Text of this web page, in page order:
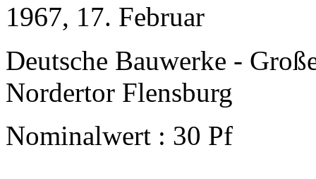
1967, 17. Februar
Deutsche Bauwerke -
Nordertor Flensburg
Nominalwert : 30 Pf